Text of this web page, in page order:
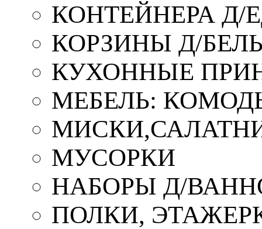
КОНТЕЙНЕРА Д/
КОРЗИНЫ Д/
КУХОННЫЕ
МЕБЕЛЬ:
МУСОРКИ
НАБОРЫ Д/
ПОЛКИ,